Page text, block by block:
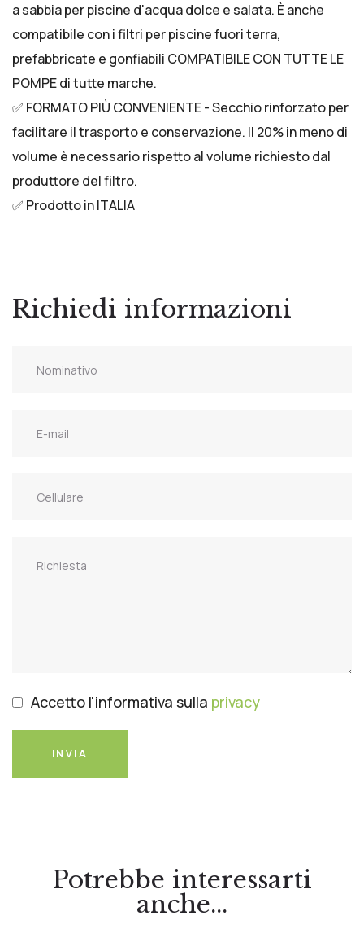
a sabbia per piscine d'acqua dolce e salata. È anche
compatibile con i filtri per piscine fuori terra,
prefabbricate e gonfiabili COMPATIBILE CON TUTTE LE
POMPE di tutte marche.
✅ FORMATO PIÙ CONVENIENTE - Secchio rinforzato per
facilitare il trasporto e conservazione. Il 20% in meno di
volume è necessario rispetto al volume richiesto dal
produttore del filtro.
✅ Prodotto in ITALIA
Richiedi informazioni
Accetto l'informativa sulla privacy
INVIA
Potrebbe interessarti
anche...